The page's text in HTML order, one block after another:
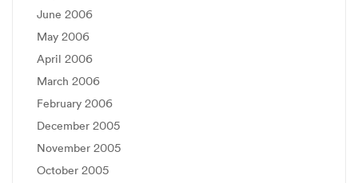
June 2006
May 2006
April 2006
March 2006
February 2006
December 2005
November 2005
October 2005